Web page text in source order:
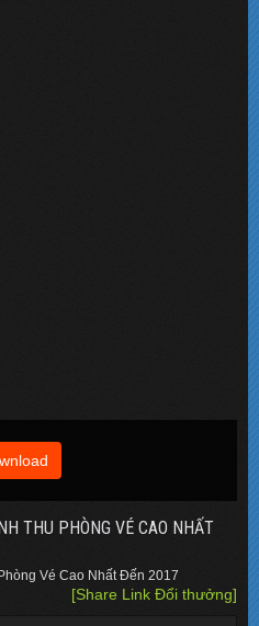
THU PHÒNG VÉ CAO NHẤT
Vé Cao Nhất Đến 2017
[Share Link Đổi thưởng]